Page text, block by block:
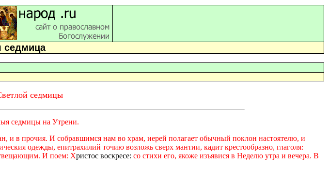
седмица
седмицы
седмицы на Утрени.
и в прочия. И собравшимся нам во храм, иерей полагает обычный поклон настоятелю, и
одежды, епитрахилий точию возложь сверх мантии, кадит крестообразно, глаголя:
И поем: Христос воскресе: со стихи его, якоже изъявися в Неделю утра и вечера. В